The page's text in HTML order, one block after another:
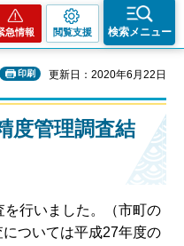
急情報 閲覧支援 検索メニュー
印刷 更新日：2020年6月22日
度管理調査結
行いました。（市町の
ついては平成27年度の